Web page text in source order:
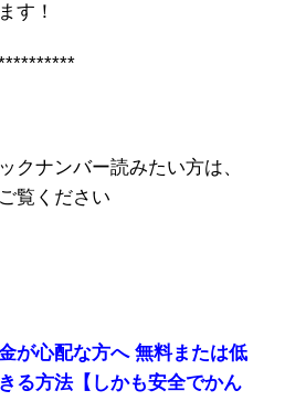
す！
クナンバー読みたい方は、
覧ください
が心配な方へ 無料または低
る方法【しかも安全でかん